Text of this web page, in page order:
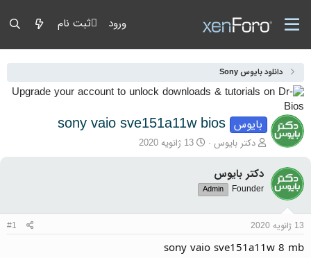
ورود ثبت نام
دانلود بایوس Sony
بایوس sony vaio sve151a11w bios
آغازگر گفتمان
دکتر بایوس تاریخ شروع
13 ژانویه 2020
دکتر بایوس
Founder
Admin
13 ژانویه 2020 #1
sony vaio sve151a11w 8 mb